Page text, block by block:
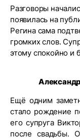
Разговоры
появилась на
Регина сама
громких слов.
этому спокойно и
Ещё одним
стало рождение
его супруга
после свадьбы.